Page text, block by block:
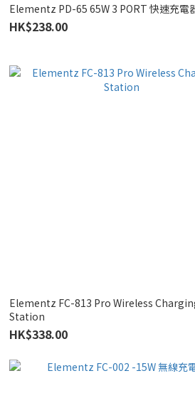
Elementz PD-65 65W 3 PORT 快速充電
HK$238.00
Elementz FC-813 Pro Wireless
Station
HK$338.00